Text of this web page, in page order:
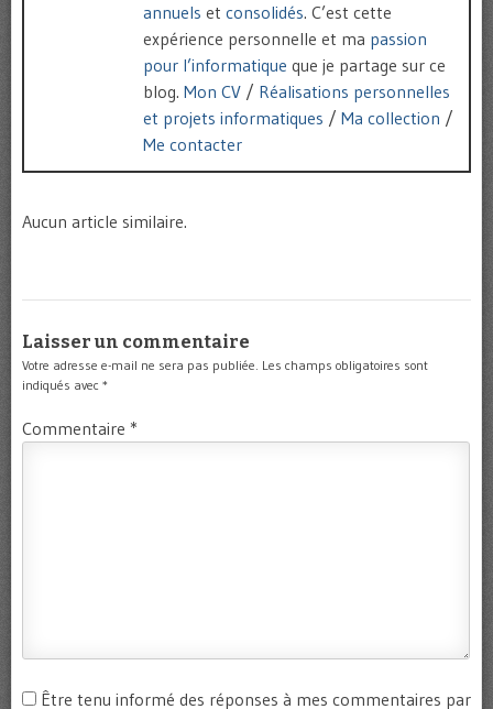
annuels et consolidés. C’est cette
expérience personnelle et ma passion
pour l’informatique que je partage sur ce
blog. Mon CV / Réalisations personnelles
et projets informatiques / Ma collection /
Me contacter
Aucun article similaire.
Laisser un commentaire
Votre adresse e-mail ne sera pas publiée. Les champs obligatoires sont
indiqués avec *
Commentaire *
Être tenu informé des réponses à mes commentaires par